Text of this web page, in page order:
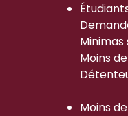
Minimas
Moins
Moins